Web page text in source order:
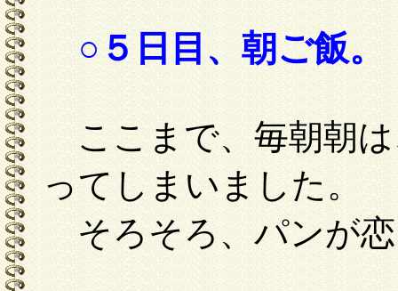
○５日目、朝ご飯。
ここまで、毎朝朝は
ってしまいました。
そろそろ、パンが恋